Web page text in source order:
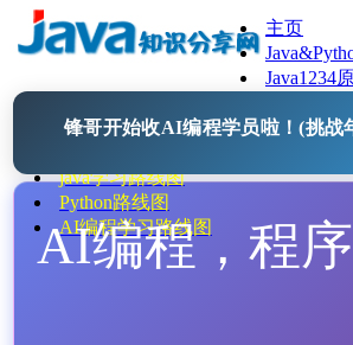
主页
Java1234
Java开源项目
java学习路线图
Python路线图
AI编程学习路线图
锋哥开始收AI编程学员啦！(挑战
AI编程，程